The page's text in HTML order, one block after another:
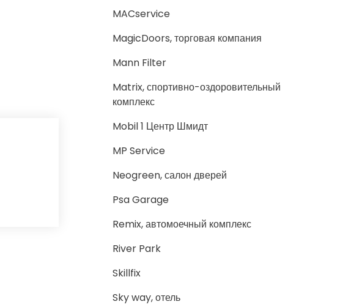
MACservice
MagicDoors, торговая компания
Mann Filter
Matrix, спортивно-оздоровительный
комплекс
Mobil 1 Центр Шмидт
MP Service
Neogreen, салон дверей
Psa Garage
Remix, автомоечный комплекс
River Park
Skillfix
Sky way, отель